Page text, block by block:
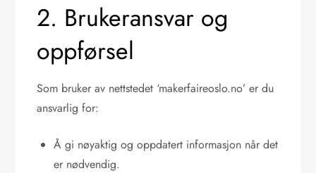
2. Brukeransvar og
oppførsel
Som bruker av nettstedet ‘makerfaireoslo.no’ er du
ansvarlig for:
Å gi nøyaktig og oppdatert informasjon når det
er nødvendig.